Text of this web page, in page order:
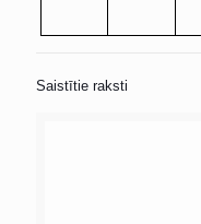
Saistītie raksti